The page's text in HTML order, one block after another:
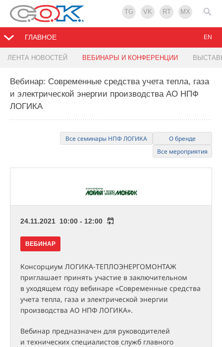
TG VK RT MX
ГЛАВНОЕ
ЛЕНТА НОВОСТЕЙ ВЕБИНАРЫ И КОНФЕРЕНЦИИ
EN
Вебинар: Современные средства учета тепла, газа
и электрической энергии производства АО НПФ
ЛОГИКА
Все семинары НПФ ЛОГИКА
О бренде
Все мероприятия
24.11.2021 10:00 - 12:00
ВЕБИНАР
Консорциум ЛОГИКА-ТЕПЛОЭНЕРГОМОНТАЖ
приглашает принять участие в заключительном
в уходящем году вебинаре «Современные средства
учета тепла, газа и электрической энергии
производства АО НПФ ЛОГИКА».
Вебинар предназначен для руководителей
и технических специалистов служб главного